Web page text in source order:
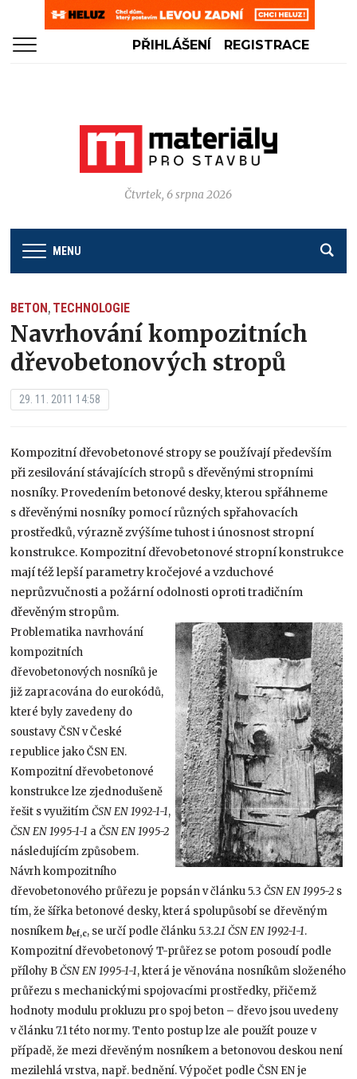
PŘIHLÁŠENÍ REGISTRACE
Čtvrtek, 6 srpna 2026
MENU
BETON, TECHNOLOGIE
Navrhování kompozitních
dřevobetonových stropů
29. 11. 2011 14:58
Kompozitní dřevobetonové stropy se používají především
při zesilování stávajících stropů s dřevěnými stropními
nosníky. Provedením betonové desky, kterou spřáhneme
s dřevěnými nosníky pomocí různých spřahovacích
prostředků, výrazně zvýšíme tuhost i únosnost stropní
konstrukce. Kompozitní dřevobetonové stropní konstrukce
mají též lepší parametry kročejové a vzduchové
neprůzvučnosti a požární odolnosti oproti tradičním
dřevěným stropům.
Problematika navrhování
kompozitních
dřevobetonových nosníků je
již zapracována do eurokódů,
které byly zavedeny do
soustavy ČSN v České
republice jako ČSN EN.
Kompozitní dřevobetonové
konstrukce lze zjednodušeně
řešit s využitímČSN EN 1992-1-1,
ČSN EN 1995-1-1 aČSN EN 1995-2
následujícím způsobem.
Návrh kompozitního
dřevobetonového průřezu je popsán v článku 5.3ČSN EN 1995-2 s
tím, že šířka betonové desky, která spolupůsobí se dřevěným
nosníkembef,c, se určí podle článku5.3.2.1ČSN EN 1992-1-1.
Kompozitní dřevobetonový T-průřez se potom posoudí podle
přílohy BČSN EN 1995-1-1, která je věnována nosníkům složeného
průřezu s mechanickými spojovacími prostředky, přičemž
hodnoty modulu prokluzu pro spoj beton – dřevo jsou uvedeny
v článku 7.1 této normy. Tento postup lze ale použít pouze v
případě, že mezi dřevěným nosníkem a betonovou deskou není
mezilehlá vrstva, např. bednění. Výpočet podle ČSN EN je